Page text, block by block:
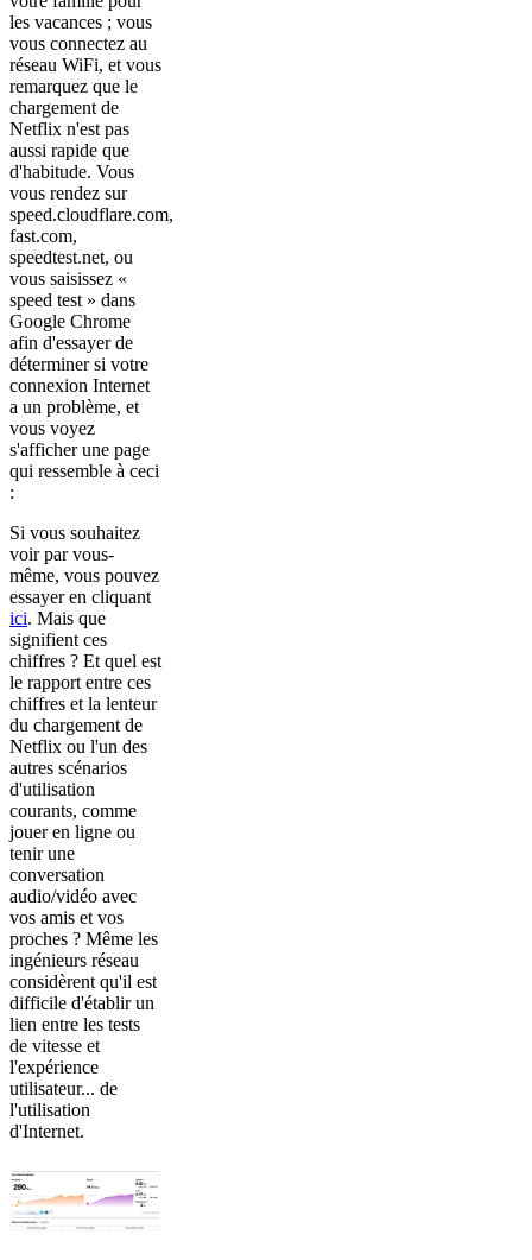
les vacances ; vous
vous connectez au
réseau WiFi, et vous
remarquez que le
chargement de
Netflix n'est pas
aussi rapide que
d'habitude. Vous
vous rendez sur
speed.cloudflare.com,
fast.com,
speedtest.net, ou
vous saisissez «
speed test » dans
Google Chrome
afin d'essayer de
déterminer si votre
connexion Internet
a un problème, et
vous voyez
s'afficher une page
qui ressemble à ceci
:
Si vous souhaitez
voir par vous-
même, vous pouvez
essayer en cliquant
ici. Mais que
signifient ces
chiffres ? Et quel est
le rapport entre ces
chiffres et la lenteur
du chargement de
Netflix ou l'un des
autres scénarios
d'utilisation
courants, comme
jouer en ligne ou
tenir une
conversation
audio/vidéo avec
vos amis et vos
proches ? Même les
ingénieurs réseau
considèrent qu'il est
difficile d'établir un
lien entre les tests
de vitesse et
l'expérience
utilisateur... de
l'utilisation
d'Internet.